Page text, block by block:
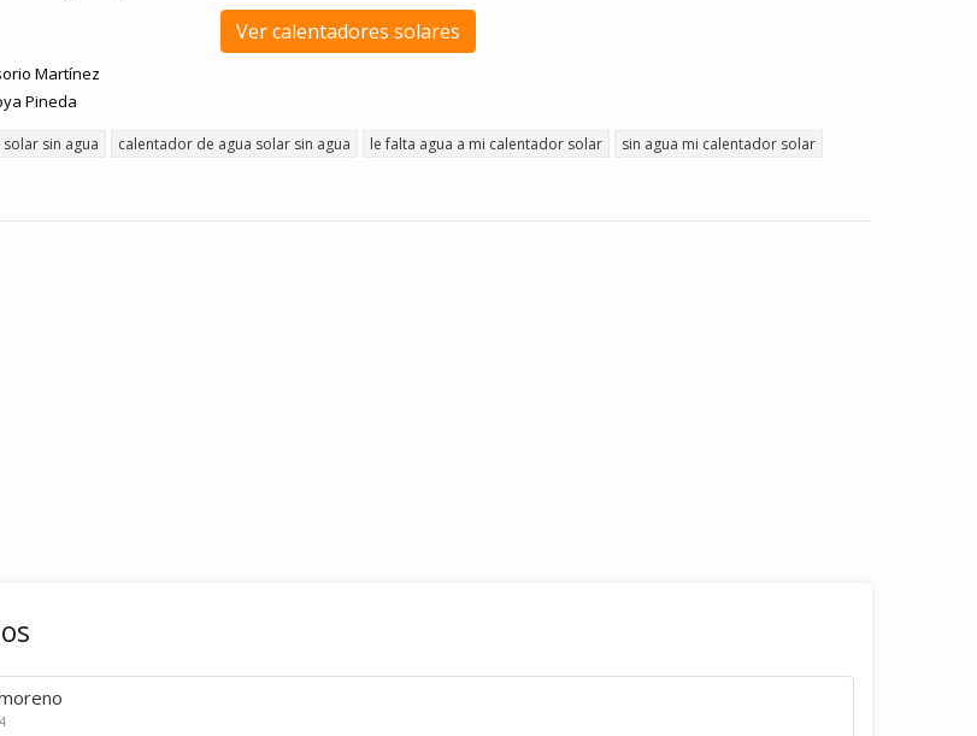
Ver calentadores solares
Martínez
Pineda
sin agua calentador de agua solar sin agua le falta agua a mi calentador solar sin agua mi calentador solar